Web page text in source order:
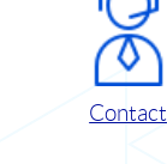
Contact